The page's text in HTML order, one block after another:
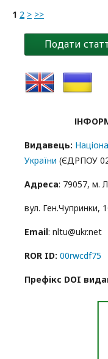
1 2 > >>
Подати
Видавець:
України (ЄДРПОУ
Адреса: 79057, м.
вул. Ген.Чупринки,
Email: nltu@ukr.net
ROR ID: 00rwcdf75
Префікс DOI